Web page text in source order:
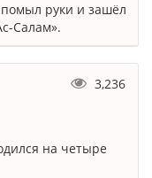
руки и зашёл
Салам».
3,236
на четыре